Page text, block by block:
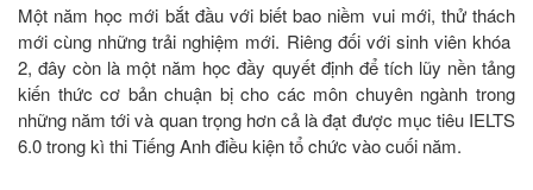
Một năm học mới bắt đầu với biết bao niềm vui mới, thử thách
mới cùng những trải nghiệm mới. Riêng đối với sinh viên khóa
2, đây còn là một năm học đầy quyết định để tích lũy nền tảng
kiến thức cơ bản chuận bị cho các môn chuyên ngành trong
những năm tới và quan trọng hơn cả là đạt được mục tiêu IELTS
6.0 trong kì thi Tiếng Anh điều kiện tổ chức vào cuối năm.